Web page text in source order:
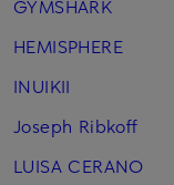
GYMSHARK
HEMISPHERE
INUIKII
Joseph Ribkoff
LUISA CERANO